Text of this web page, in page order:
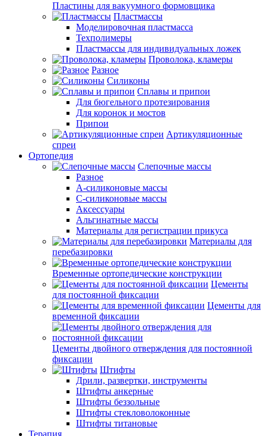
Пластины для вакуумного формовщика
Пластмассы
Моделировочная пластмасса
Техполимеры
Пластмассы для индивидуальных ложек
Проволока, кламеры
Разное
Силиконы
Сплавы и припои
Для бюгельного протезирования
Для коронок и мостов
Припои
Артикуляционные
спреи
Ортопедия
Слепочные массы
Разное
А-силиконовые массы
С-силиконовые массы
Аксессуары
Альгинатные массы
Материалы для регистрации прикуса
Материалы для
перебазировки
Временные ортопедические конструкции
Цементы
для постоянной фиксации
Цементы для
временной фиксации
Цементы двойного отверждения для постоянной
фиксации
Штифты
Дрили, развертки, инструменты
Штифты анкерные
Штифты беззольные
Штифты стекловолоконные
Штифты титановые
Терапия